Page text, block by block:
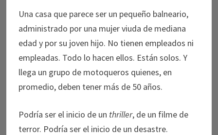
Una casa que parece ser un pequeño balneario,
administrado por una mujer viuda de mediana
edad y por su joven hijo. No tienen empleados ni
empleadas. Todo lo hacen ellos. Están solos. Y
llega un grupo de motoqueros quienes, en
promedio, deben tener más de 50 años.
Podría ser el inicio de un thriller, de un filme de
terror. Podría ser el inicio de un desastre.